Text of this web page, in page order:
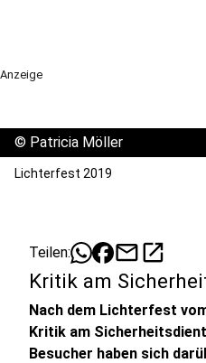
Anzeige
© Patricia Möller
Lichterfest 2019
Teilen: mailopen_in_new
Kritik am
Nach dem Lichterfest
Kritik am
Besucher haben sich